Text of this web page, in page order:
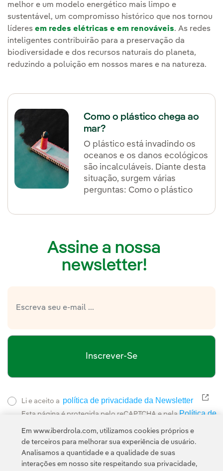
melhor e um modelo energético mais limpo e
sustentável, um compromisso histórico que nos tornou
líderes em redes elétricas e em renováveis. As redes
inteligentes contribuirão para a preservação da
biodiversidade e dos recursos naturais do planeta,
reduzindo a poluição em nossos mares e na natureza.
Como o plástico chega ao
mar?
O plástico está invadindo os
oceanos e os danos ecológicos
são incalculáveis. Diante desta
situação, surgem várias
perguntas: Como o plástico
resíduos?
Assine a nossa
newsletter!
Inscrever-Se
Li e aceito a política de privacidade da Newsletter Link
Esta página é protegida pelo reCAPTCHA e pela Política de
e pela
Em www.iberdrola.com, utilizamos cookies próprios e
de terceiros para melhorar sua experiência de usuário.
Analisamos a quantidade e a qualidade de suas
interações em nosso site respeitando sua privacidade,